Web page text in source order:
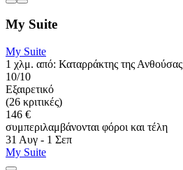
My Suite
My Suite
1 χλμ. από: Καταρράκτης της Ανθούσας
10/10
Εξαιρετικό
(26 κριτικές)
146 €
συμπεριλαμβάνονται φόροι και τέλη
31 Αυγ - 1 Σεπ
My Suite